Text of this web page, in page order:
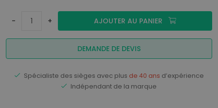
- + AJOUTER AU PANIER
DEMANDE DE DEVIS
Spécialiste des sièges avec plus de 40 ans d’expérience
Indépendant de la marque